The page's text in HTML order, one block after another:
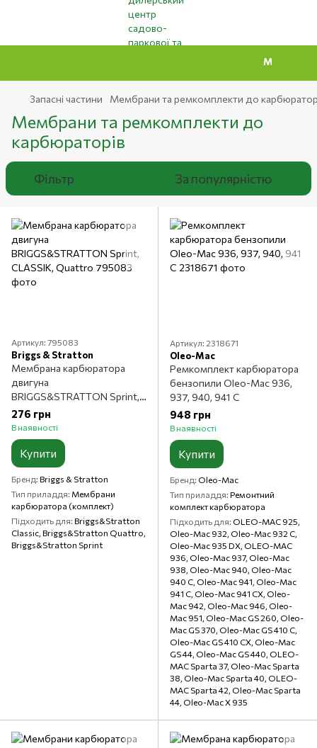
Мінімальна сума
Запасні частини Мембрани та ремкомплекти до
Мембрани та ремкомплекти до
карбюраторів
Фільтр За популярністю
Артикул: 795083
Briggs & Stratton
Мембрана карбюратора
двигуна
BRIGGS&STRATTON Sprint,
CLASSIK, Quattro
276 грн
В наявності
Купити
Бренд Briggs & Stratton
Тип приладдя Мембрани
карбюратора (комплект)
Підходить для Briggs&Stratton
Classic, Briggs&Stratton Quattro,
Briggs&Stratton Sprint
Артикул: 2318671
Oleo-Mac
Ремкомплект карбюратора
бензопили Oleo-Mac 936,
937, 940, 941 C
948 грн
В наявності
Купити
Бренд Oleo-Mac
Тип приладдя Ремонтний
комплект карбюратора
Підходить для OLEO-MAC 925,
Oleo-Mac 932, Oleo-Mac 932 C,
Oleo-Mac 935 DX, OLEO-MAC
936, Oleo-Mac 937, Oleo-Mac
938, Oleo-Mac 940, Oleo-Mac
940 C, Oleo-Mac 941, Oleo-Mac
941 C, Oleo-Mac 941 CX, Oleo-
Mac 942, Oleo-Mac 946, Oleo-
Mac 951, Oleo-Mac GS 260, Oleo-
Mac GS 370, Oleo-Mac GS 410 C,
Oleo-Mac GS 410 CX, Oleo-Mac
GS 44, Oleo-Mac GS 440, OLEO-
MAC Sparta 37, Oleo-Mac Sparta
38, Oleo-Mac Sparta 40, OLEO-
MAC Sparta 42, Oleo-Mac Sparta
44, Oleo-Mac X 935